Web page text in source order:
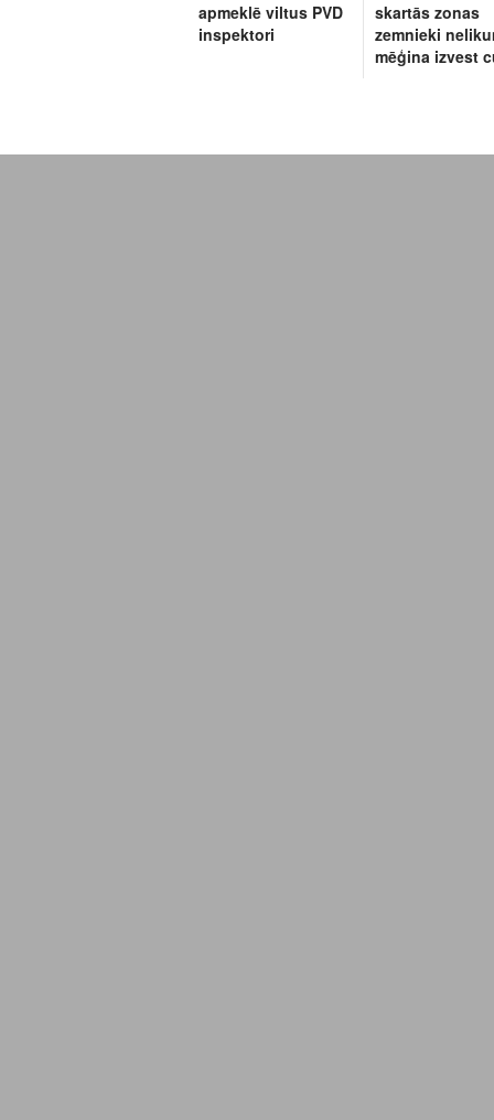
apmeklē viltus PVD
inspektori
skartās zonas
zemnieki
mēģina izvest